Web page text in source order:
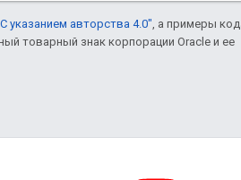
указанием авторства 4.0" , а примеры
товарный знак корпорации Oracle и ее